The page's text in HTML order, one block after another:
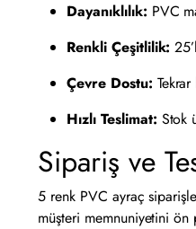
Dayanıklılık: PVC
Renkli Çeşitlilik:
Çevre Dostu:
Hızlı Teslimat: Stok
Sipariş ve
5 renk PVC ayraç
müşteri memnuniyetini